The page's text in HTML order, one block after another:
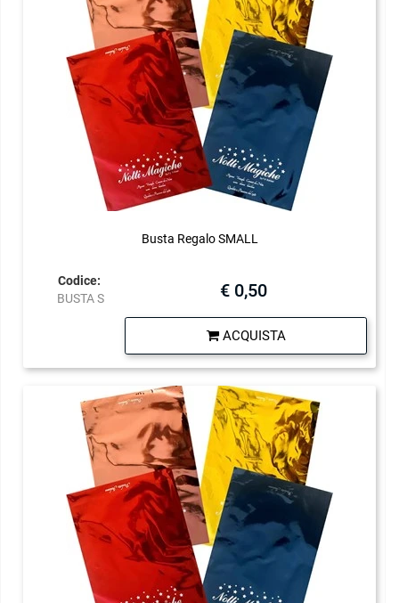
Busta Regalo SMALL
Codice:
BUSTA S
€ 0,50
ACQUISTA